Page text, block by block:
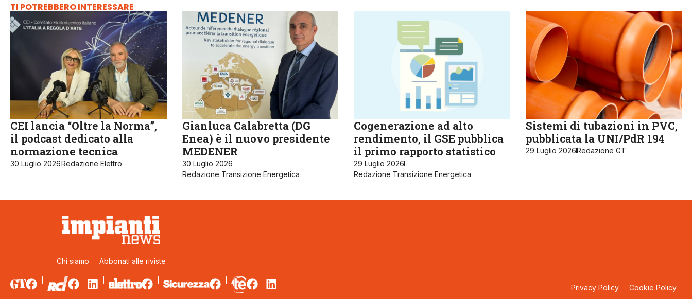
TI POTREBBERO INTERESSARE
CEI lancia “Oltre la Norma”,
il podcast dedicato alla
normazione tecnica
30 Luglio 2026Redazione Elettro
Gianluca Calabretta (DG
Enea) è il nuovo presidente
MEDENER
30 Luglio 2026
Redazione Transizione Energetica
Cogenerazione ad alto
rendimento, il GSE pubblica
il primo rapporto statistico
29 Luglio 2026
Redazione Transizione Energetica
Sistemi di tubazioni in PVC,
pubblicata la UNI/PdR 194
29 Luglio 2026Redazione GT
Chi siamo Abbonati alle riviste
Privacy Policy Cookie Policy